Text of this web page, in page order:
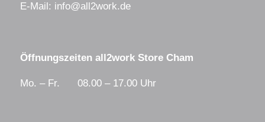
E-Mail: info@all2work.de
Öffnungszeiten all2work Store Cham
Mo. – Fr. 08.00 – 17.00 Uhr